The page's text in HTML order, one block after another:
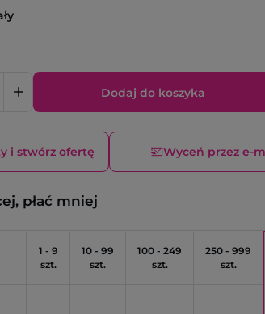
Dodaj do koszyka
i stwórz ofertę Wyceń przez e-
płać mniej
1 - 9
szt.
10 - 99
szt.
100 - 249
szt.
250 - 999
szt.